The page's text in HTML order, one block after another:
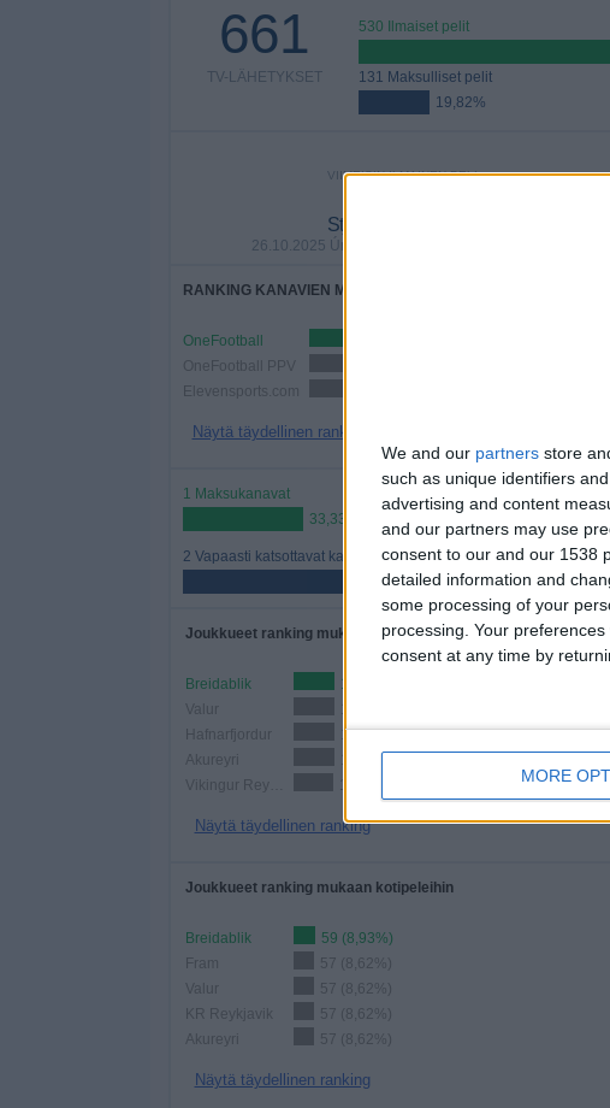
We and our partners store
such as unique identifiers
advertising and content
and our partners may use
consent to our and our 1538
detailed information and
some processing of your
processing. Your
consent at any time by
MORE
661
TV-LÄHETYKSET
530 Ilmaiset pelit
131 Maksulliset pelit
19,82%
VIIMEISIN ILMAINEN PELI
Stjarnan - Breidablik
26.10.2025 Úrvalsdeild Karla por OneFootball
RANKING KANAVIEN MUKAAN
OneFootball
OneFootball PPV
Elevensports.com
Näytä täydellinen ranking
1 Maksukanavat
33,33%
2 Vapaasti katsottavat kanavat
66,67%
Joukkueet ranking mukaan otteluiden määrään
Breidablik
113 (17,1%)
Valur
Hafnarfjordur
113 (17,1%)
Akureyri
Näytä täydellinen ranking
Joukkueet ranking mukaan kotipeleihin
Breidablik
59 (8,93%)
Fram
57 (8,62%)
Valur
57 (8,62%)
KR Reykjavik
57 (8,62%)
Akureyri
57 (8,62%)
Näytä täydellinen ranking